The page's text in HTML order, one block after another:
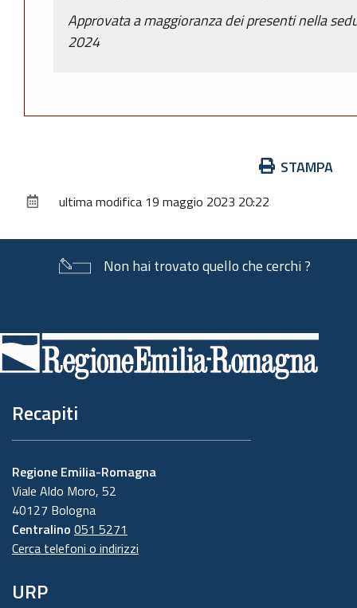
Approvata a maggioranza dei presenti nella
2024
documento
STAMPA
ultima modifica 19 maggio 2023 20:22
Non hai trovato quello che cerchi ?
di
pagina
Recapiti
Regione Emilia-Romagna
Viale Aldo Moro, 52
40127 Bologna
Centralino 051 5271
Cerca telefoni o indirizzi
URP